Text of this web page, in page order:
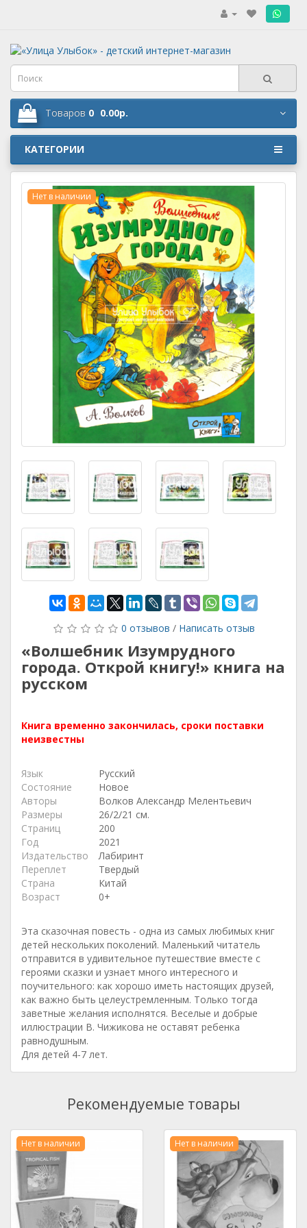
Товаров 0 0.00р.
КАТЕГОРИИ
Нет в наличии
0 отзывов / Написать отзыв
«Волшебник Изумрудного
города. Открой книгу!» книга на
русском
Книга временно закончилась, сроки поставки
неизвестны
Язык
Русский
Состояние
Новое
Авторы
Волков Александр Мелентьевич
Размеры
26/2/21 см.
Страниц
200
Год
2021
Издательство
Лабиринт
Переплет
Твердый
Страна
Китай
Возраст
0+
Эта сказочная повесть - одна из самых любимых книг
детей нескольких поколений. Маленький читатель
отправится в удивительное путешествие вместе с
героями сказки и узнает много интересного и
поучительного: как хорошо иметь настоящих друзей,
как важно быть целеустремленным. Только тогда
заветные желания исполнятся. Веселые и добрые
иллюстрации В. Чижикова не оставят ребенка
равнодушным.
Для детей 4-7 лет.
Рекомендуемые товары
Нет в наличии Нет в наличии